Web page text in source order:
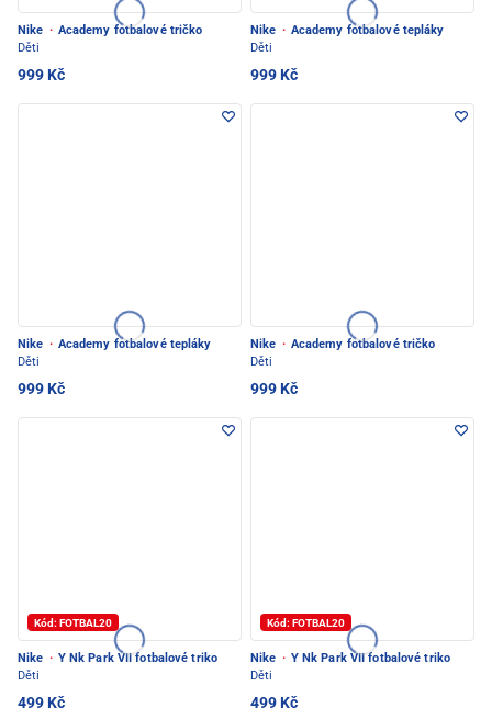
Nike · Academy fotbalové tričko
Děti
999 Kč
Nike · Academy fotbalové tepláky
Děti
999 Kč
Nike · Academy fotbalové tepláky
Děti
999 Kč
Nike · Academy fotbalové tričko
Děti
999 Kč
Kód: FOTBAL20
Nike · Y Nk Park VII fotbalové triko
Děti
499 Kč
Kód: FOTBAL20
Nike · Y Nk Park VII fotbalové triko
Děti
499 Kč